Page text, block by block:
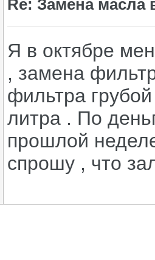
Re: Замена масла
Я в октябре
, замена
фильтра
литра . По
прошлой
спрошу , что